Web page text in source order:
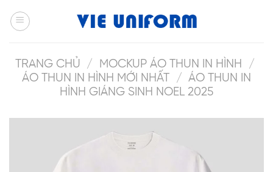
TRANG CHỦ / MOCKUP ÁO THUN IN HÌNH
/
ÁO THUN IN HÌNH MỚI NHẤT
/
ÁO THUN IN
HÌNH GIÁNG SINH NOEL 2025